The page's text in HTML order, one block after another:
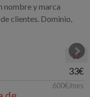
nombre y marca
clientes. Dominio,
33€
600€/mes